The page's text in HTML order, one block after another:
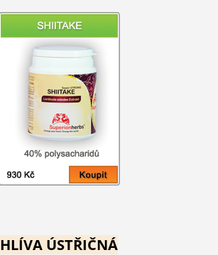
HLÍVA ÚSTŘIČNÁ